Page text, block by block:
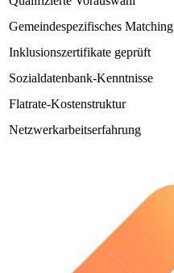
Gemeindespezifisches Matching
Inklusionszertifikate geprüft
Sozialdatenbank-Kenntnisse
Flatrate-Kostenstruktur
Netzwerkarbeitserfahrung